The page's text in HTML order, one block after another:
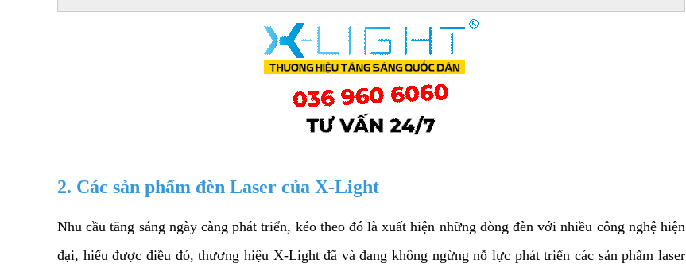
2. Các sản phẩm đèn Laser của X-Light
Nhu cầu tăng sáng ngày càng phát triển, kéo theo đó là xuất hiện những dòng đèn với nhiều công nghệ hiện
đại, hiểu được điều đó, thương hiệu X-Light đã và đang không ngừng nỗ lực phát triển các sản phẩm laser